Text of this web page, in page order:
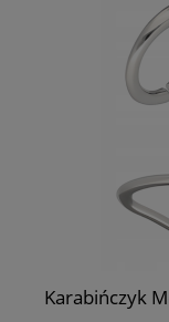
Karabińczyk